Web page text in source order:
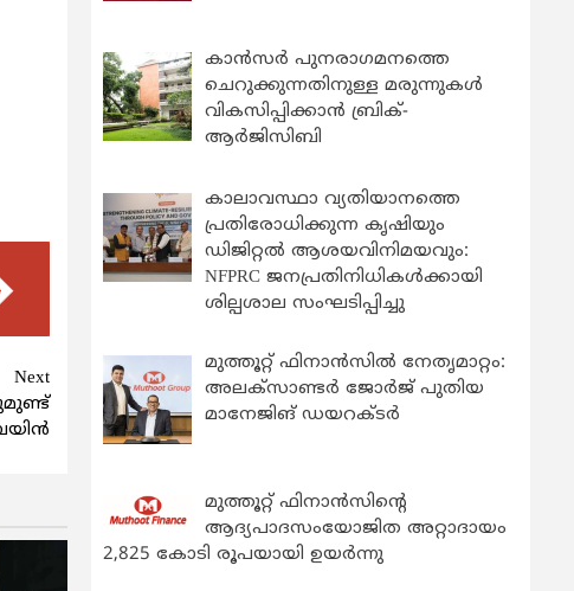
Next
കാന്‍സര്‍ പുനരാഗമനത്തെ
ചെറുക്കുന്നതിനുള്ള മരുന്നുകള്‍
വികസിപ്പിക്കാന്‍ ബ്രിക്-
ആര്‍ജിസിബി
കാലാവസ്ഥാ വ്യതിയാനത്തെ
പ്രതിരോധിക്കുന്ന കൃഷിയും
ഡിജിറ്റൽ ആശയവിനിമയവും:
NFPRC ജനപ്രതിനിധികൾക്കായി
ശില്പശാല സംഘടിപ്പിച്ചു
മുത്തൂറ്റ് ഫിനാൻസിൽ നേതൃമാറ്റം:
അലക്സാണ്ടർ ജോർജ് പുതിയ
മാനേജിങ് ഡയറക്ടർ
മുത്തൂറ്റ് ഫിനാൻസിന്റെ
ആദ്യപാദസംയോജിത അറ്റാദായം
2,825 കോടി രൂപയായി ഉയർന്നു